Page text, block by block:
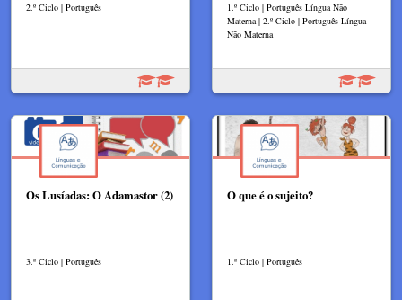
2.º Ciclo | Português
1.º Ciclo | Português Língua Não
Materna | 2.º Ciclo | Português Língua
Não Materna
Os Lusíadas: O Adamastor (2)
3.º Ciclo | Português
O que é o sujeito?
1.º Ciclo | Português